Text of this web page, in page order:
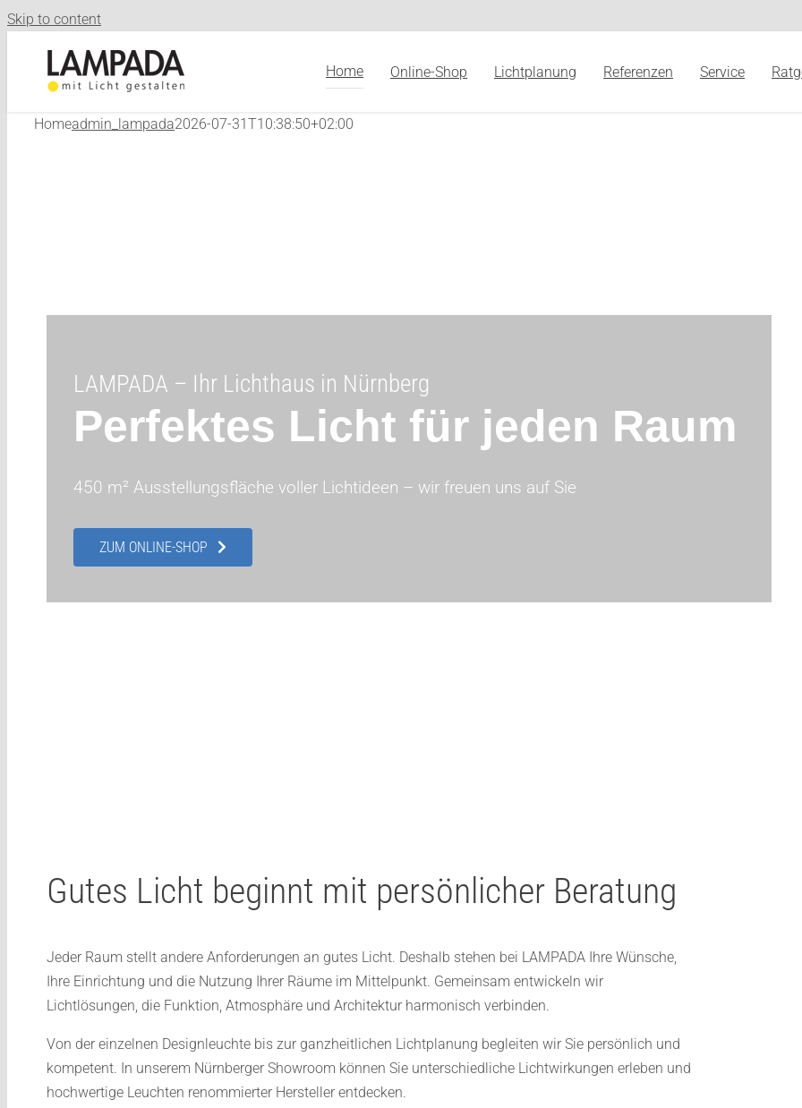
Skip to content
Home Online-Shop Lichtplanung Referenzen Service
Homeadmin_lampada2026-07-31T10:38:50+02:00
LAMPADA – Ihr Lichthaus in Nürnberg
Perfektes Licht für jeden Raum
450 m² Ausstellungsfläche voller Lichtideen – wir freuen uns auf Sie
ZUM ONLINE-SHOP
Gutes Licht beginnt mit persönlicher Beratung
Jeder Raum stellt andere Anforderungen an gutes Licht. Deshalb stehen bei LAMPADA Ihre Wünsche,
Ihre Einrichtung und die Nutzung Ihrer Räume im Mittelpunkt. Gemeinsam entwickeln wir
Lichtlösungen, die Funktion, Atmosphäre und Architektur harmonisch verbinden.
Von der einzelnen Designleuchte bis zur ganzheitlichen Lichtplanung begleiten wir Sie persönlich und
kompetent. In unserem Nürnberger Showroom können Sie unterschiedliche Lichtwirkungen erleben und
hochwertige Leuchten renommierter Hersteller entdecken.